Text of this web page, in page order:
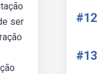
ser
#12
#13